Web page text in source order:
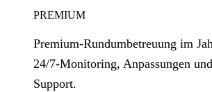
PREMIUM
Premium‑Rundumbetreuung im
24/7‑Monitoring, Anpassungen
Support.